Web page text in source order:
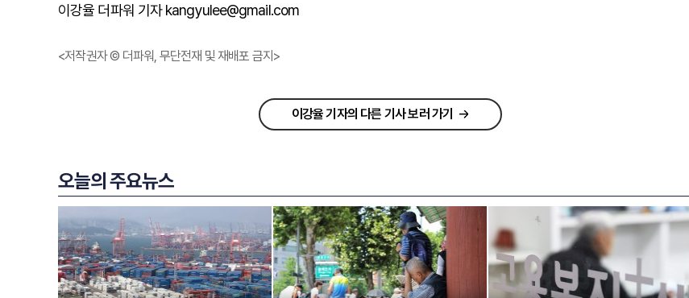
이강율 더파워 기자 kangyulee@gmail.com
<저작권자 © 더파워, 무단전재 및 재배포 금지>
이강율 기자의 다른 기사 보러 가기
오늘의 주요뉴스